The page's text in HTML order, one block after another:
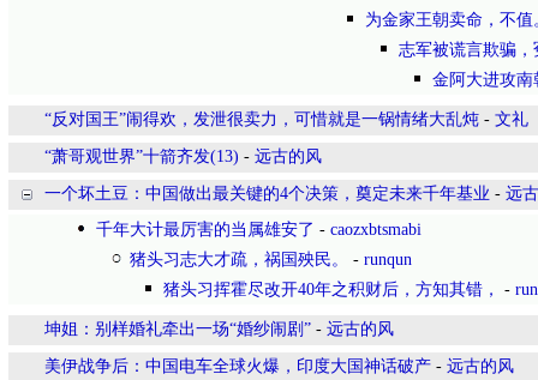
为金家王朝卖命，不值
志军被谎言欺骗，
金阿大进攻
“反对国王”闹得欢，发泄很卖力，可惜就是一锅情绪大乱炖 - 文礼
“萧哥观世界”十箭齐发(13) - 远古的风
一个坏土豆：中国做出最关键的4个决策，奠定未来千年基业 - 远
千年大计最厉害的当属雄安了 - caozxbtsmabi
猪头习志大才疏，祸国殃民。
- runqun
猪头习挥霍尽改开40年之积财后，方知其错，
-
坤姐：别样婚礼牵出一场“婚纱闹剧” - 远古的风
美伊战争后：中国电车全球火爆，印度大国神话破产 - 远古的风